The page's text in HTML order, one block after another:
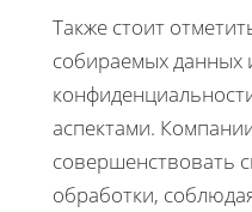
Также стоит
собираемых данных
аспектами.
совершенствовать
обработки,